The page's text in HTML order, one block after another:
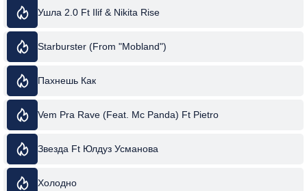
Ушла 2.0 Ft Ilif & Nikita Rise
Starburster (From "Mobland")
Пахнешь Как
Vem Pra Rave (Feat. Mc Panda) Ft Pietro
Звезда Ft Юлдуз Усманова
Холодно